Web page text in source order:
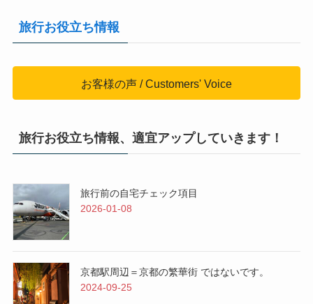
旅行お役立ち情報
お客様の声 / Customers' Voice
旅行お役立ち情報、適宜アップしていきます！
旅行前の自宅チェック項目
2026-01-08
京都駅周辺＝京都の繁華街 ではないです。
2024-09-25